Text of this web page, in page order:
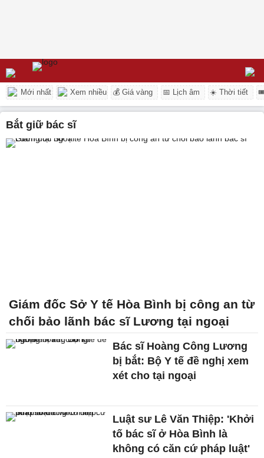
Mới nhất Xem nhiều 💰 Giá vàng 📅 Lịch âm ☀️ Thời tiết
bắt giữ bác sĩ
Giám đốc Sở Y tế Hòa Bình bị công an từ
chối bảo lãnh bác sĩ Lương tại ngoại
Bác sĩ Hoàng Công Lương
bị bắt: Bộ Y tế đề nghị xem
xét cho tại ngoại
Luật sư Lê Văn Thiệp: 'Khởi
tố bác sĩ ở Hòa Bình là
không có căn cứ pháp luật'